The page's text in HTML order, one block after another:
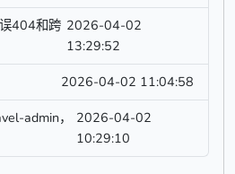
404和跨 2026-04-02
13:29:52
2026-04-02 11:04:58
admin，
2026-04-02
10:29:10